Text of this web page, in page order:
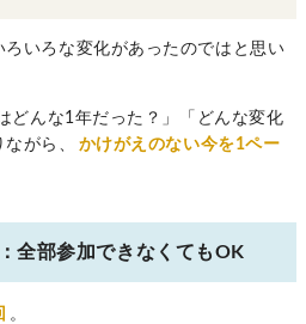
いろな変化があったのではと思い
どんな1年だった？」「どんな変化
がら、
かけがえのない今を1ペー
全部参加できなくてもOK
。